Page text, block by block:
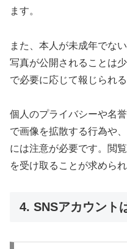
ます。
また、本人が未成年でな
写真が公開されることは
で必要に応じて報じられ
個人のプライバシーや名
で画像を拡散する行為や
には注意が必要です。閲
を受け取ることが求められ
4. SNSアカウント